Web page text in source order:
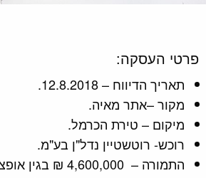
פרטי העסקה:
תאריך הדיווח – 12.8.2018.
מקור –אתר מאיה.
מיקום – טירת הכרמל.
רוכש- רוטשטיין נדל"ן בע"מ.
התמורה –